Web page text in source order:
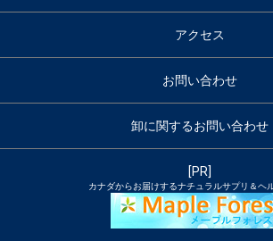
アクセス
お問い合わせ
卸に関するお問い合わせ
[PR]
カナダからお届けするナチュラルサプリ＆ヘ